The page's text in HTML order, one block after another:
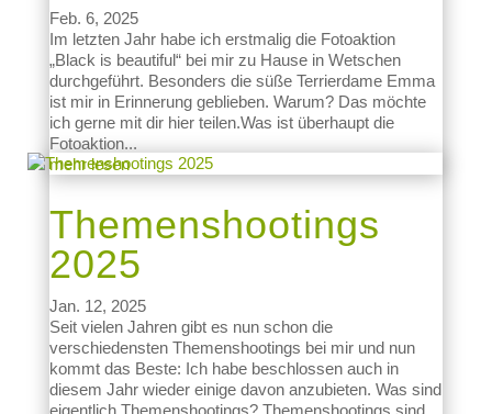
Feb. 6, 2025
Im letzten Jahr habe ich erstmalig die Fotoaktion
„Black is beautiful“ bei mir zu Hause in Wetschen
durchgeführt. Besonders die süße Terrierdame Emma
ist mir in Erinnerung geblieben. Warum? Das möchte
ich gerne mit dir hier teilen.Was ist überhaupt die
Fotoaktion...
mehr lesen
Themenshootings
2025
Jan. 12, 2025
Seit vielen Jahren gibt es nun schon die
verschiedensten Themenshootings bei mir und nun
kommt das Beste: Ich habe beschlossen auch in
diesem Jahr wieder einige davon anzubieten. Was sind
eigentlich Themenshootings? Themenshootings sind